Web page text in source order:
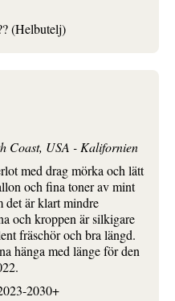
(Helbutelj)
Coast, USA - Kalifornien
med drag mörka och lätt
och fina toner av mint
det är klart mindre
och kroppen är silkigare
fräschör och bra längd.
hänga med länge för den
2030+